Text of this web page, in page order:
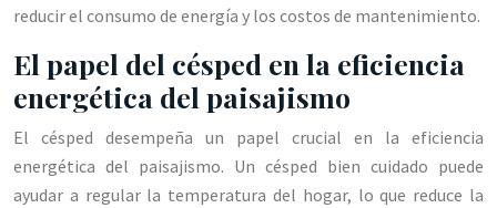
reducir el consumo de energía y los costos de mantenimiento.
El papel del césped en la eficiencia
energética del paisajismo
El césped desempeña un papel crucial en la eficiencia
energética del paisajismo. Un césped bien cuidado puede
ayudar a regular la temperatura del hogar, lo que reduce la